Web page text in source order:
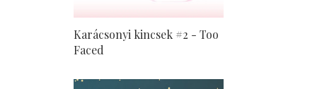
Karácsonyi kincsek #2 - Too
Faced